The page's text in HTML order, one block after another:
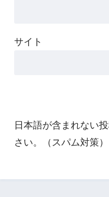
サイト
日本語が含まれない
さい。（スパム対策）